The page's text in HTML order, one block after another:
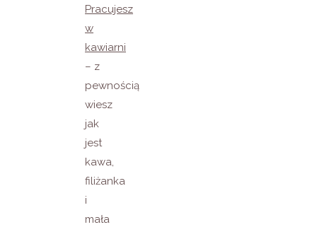
Pracujesz
w
kawiarni
– z
pewnością
wiesz
jak
jest
kawa,
filiżanka
i
mała